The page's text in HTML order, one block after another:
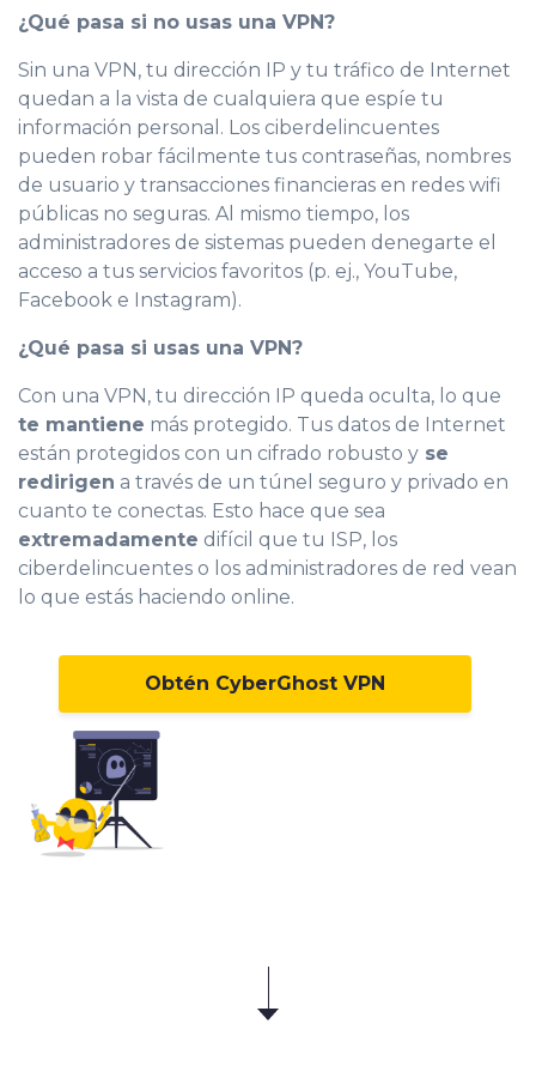
¿Qué pasa si no usas una VPN?
Sin una VPN, tu dirección IP y tu tráfico de Internet
quedan a la vista de cualquiera que espíe tu
información personal. Los ciberdelincuentes
pueden robar fácilmente tus contraseñas, nombres
de usuario y transacciones financieras en redes wifi
públicas no seguras. Al mismo tiempo, los
administradores de sistemas pueden denegarte el
acceso a tus servicios favoritos (p. ej., YouTube,
Facebook e Instagram).
¿Qué pasa si usas una VPN?
Con una VPN, tu dirección IP queda oculta, lo que
te mantiene más protegido. Tus datos de Internet
están protegidos con un cifrado robusto y se
redirigen a través de un túnel seguro y privado en
cuanto te conectas. Esto hace que sea
extremadamente difícil que tu ISP, los
ciberdelincuentes o los administradores de red vean
lo que estás haciendo online.
Obtén CyberGhost VPN